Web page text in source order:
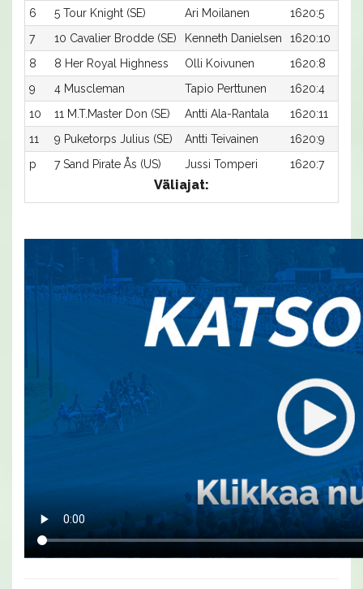
6
5 Tour Knight (SE) Ari Moilanen
1620:5
7
10 Cavalier Brodde (SE) Kenneth Danielsen
1620:10
8
8 Her Royal Highness Olli Koivunen
1620:8
9
4 Muscleman Tapio Perttunen
1620:4
10
11 M.T.Master Don (SE) Antti Ala-Rantala
1620:11
11
9 Puketorps Julius (SE) Antti Teivainen
1620:9
p
7 Sand Pirate Ås (US) Jussi Tomperi 1620:7
Väliajat: